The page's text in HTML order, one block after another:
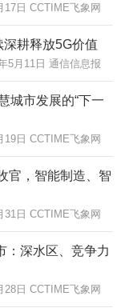
17日 CCTIME飞象网
耕释放5G价值
5月11日 通信信息报
城市发展的“下一
19日 CCTIME飞象网
官，智能制造、智
31日 CCTIME飞象网
：深水区、竞争力
28日 CCTIME飞象网